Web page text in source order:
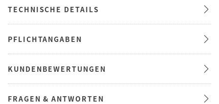
TECHNISCHE DETAILS
PFLICHTANGABEN
KUNDENBEWERTUNGEN
FRAGEN & ANTWORTEN